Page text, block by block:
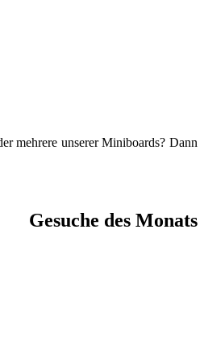
mehrere unserer Miniboards? Dann
Gesuche des Monats